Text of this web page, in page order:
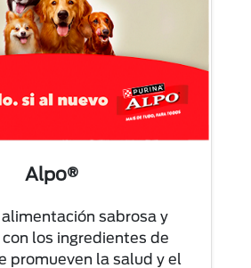
Alpo®
alimentación sabrosa y
los ingredientes de
promueven la salud y el